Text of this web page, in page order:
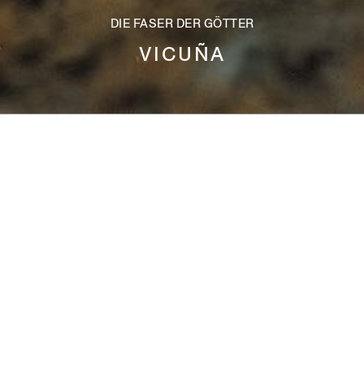
DIE FASER DER GÖTTER
VICUÑA